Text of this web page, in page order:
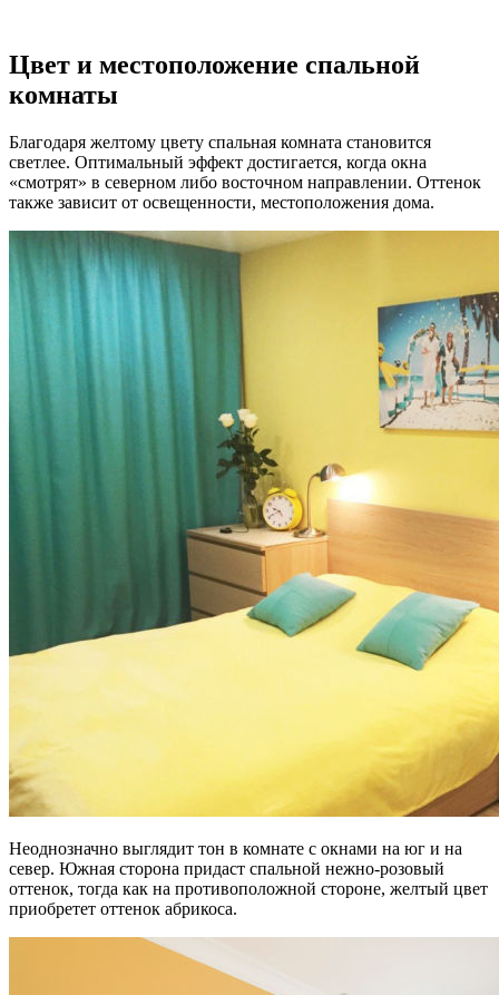
Цвет и местоположение спальной
комнаты
Благодаря желтому цвету спальная комната становится
светлее. Оптимальный эффект достигается, когда окна
«смотрят» в северном либо восточном направлении. Оттенок
также зависит от освещенности, местоположения дома.
Неоднозначно выглядит тон в комнате с окнами на юг и на
север. Южная сторона придаст спальной нежно-розовый
оттенок, тогда как на противоположной стороне, желтый цвет
приобретет оттенок абрикоса.